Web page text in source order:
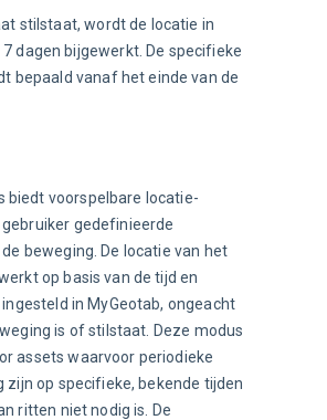
stilstaat, wordt de locatie in
dagen bijgewerkt. De specifieke
bepaald vanaf het einde van de
biedt voorspelbare locatie-
gedefinieerde
beweging. De locatie van het
op basis van de tijd en
in MyGeotab, ongeacht
is of stilstaat. Deze modus
assets waarvoor periodieke
zijn op specifieke, bekende tijden
ritten niet nodig is. De